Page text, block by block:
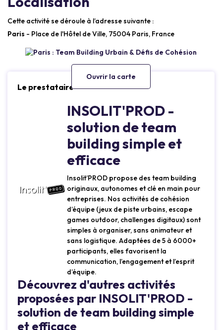
Cette activité se déroule à l’adresse suivante :
Paris - Place de l'Hôtel de Ville, 75004 Paris, France
Ouvrir la carte
Le prestataire
INSOLIT'PROD -
solution de team
building simple et
efficace
Insolit’PROD propose des team building
originaux, autonomes et clé en main pour
entreprises. Nos activités de cohésion
d’équipe (jeux de piste urbains, escape
games outdoor, challenges digitaux) sont
simples à organiser, sans animateur et
sans logistique. Adaptées de 5 à 6000+
participants, elles favorisent la
communication, l’engagement et l’esprit
d’équipe.
Découvrez d'autres activités
proposées par INSOLIT'PROD -
solution de team building simple
et efficace
Loading...